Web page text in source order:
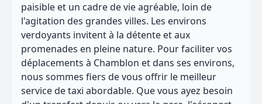
paisible et un cadre de vie agréable, loin de
l'agitation des grandes villes. Les environs
verdoyants invitent à la détente et aux
promenades en pleine nature. Pour faciliter vos
déplacements à Chamblon et dans ses environs,
nous sommes fiers de vous offrir le meilleur
service de taxi abordable. Que vous ayez besoin